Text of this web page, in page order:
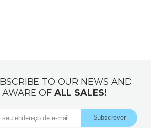
TO OUR NEWS AND
AWARE OF ALL SALES!